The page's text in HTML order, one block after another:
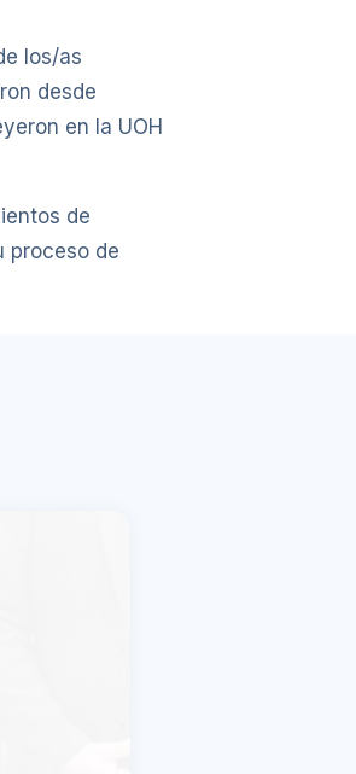
los/as
desde
en la UOH
de
proceso de